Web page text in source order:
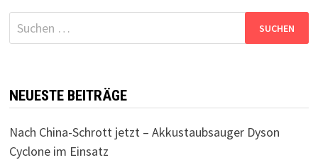
Suchen
nach:
NEUESTE BEITRÄGE
Nach China-Schrott jetzt – Akkustaubsauger Dyson
Cyclone im Einsatz